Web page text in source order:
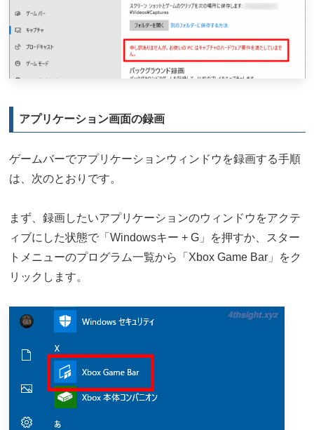
アプリケーション画面の録画
ゲームバーでアプリケーションウィンドウを録画する手順
は、次のとおりです。
まず、録画したいアプリケーションのウィンドウをアクテ
ィブにした状態で「Windowsキー + G」を押すか、スター
トメニューのプログラム一覧から「Xbox Game Bar」をク
リックします。